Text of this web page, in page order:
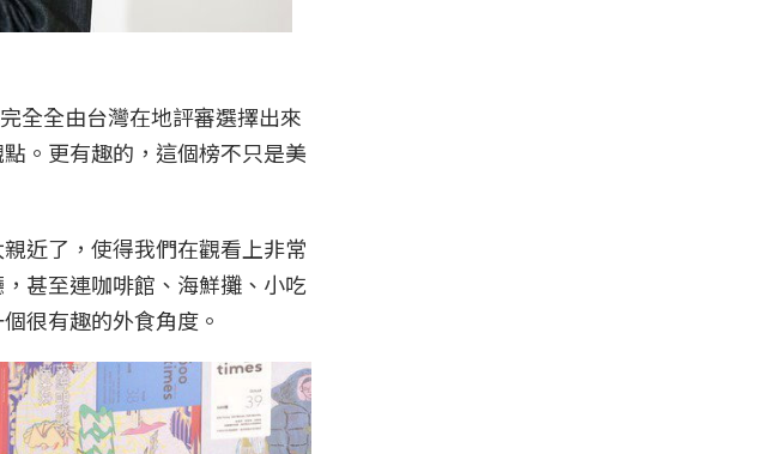
全全由台灣在地評審選擇出來
。更有趣的，這個榜不只是美
近了，使得我們在觀看上非常
甚至連咖啡館、海鮮攤、小吃
很有趣的外食角度。